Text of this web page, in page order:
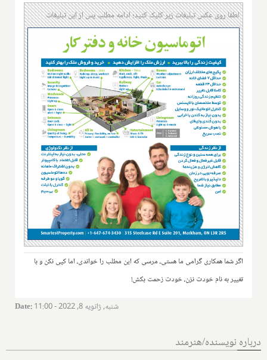
لطفا روی عکس تبلیغات زیر کلیک کنید؛ ادامه مطلب پس از این تبلیغات
اگر شما همکاری گرامی ما هستی، مرسی که این مطلب را خواندی، اما کپی نکن و با
تغییر به نام خودت نزن، خودت زحمت بکش!
Date: شنبه, ژانویه 8, 2022 - 11:00
درباره نویسنده/هنرمند